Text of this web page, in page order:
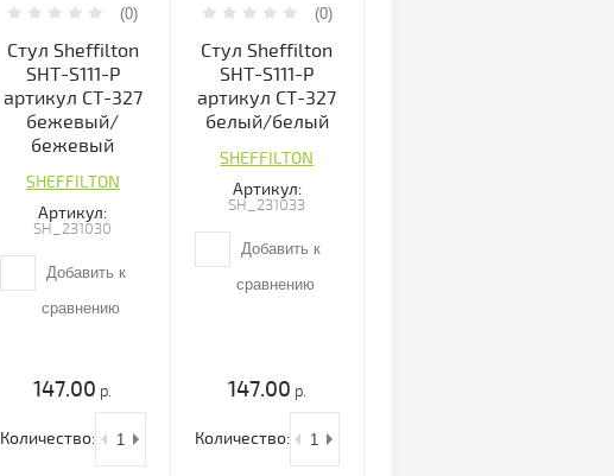
(0)
Стул Sheffilton
SHT-S111-P
артикул СТ-327
бежевый/
бежевый
SHEFFILTON
Артикул:
SH_231030
Добавить к
сравнению
147.00 р.
Количество:
(0)
Стул Sheffilton
SHT-S111-P
артикул СТ-327
белый/белый
SHEFFILTON
Артикул:
SH_231033
Добавить к
сравнению
147.00 р.
Количество: